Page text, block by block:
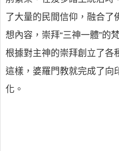
了大量的民間信仰，融合
想內容，崇拜“三神一體”的
根據對主神的崇拜創立了各
這樣，婆羅門教就完成了向
化。